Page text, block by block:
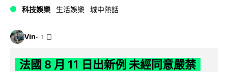
科技娛樂 生活娛樂 城中熱話
Vin 1 日
法國 8 月 11 日出新例 未經同意嚴禁